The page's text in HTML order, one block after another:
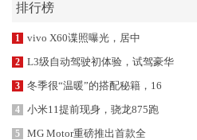
排行榜
1 vivo X60谍照曝光，居中
2 L3级自动驾驶初体验，试驾豪华
3 冬季很“温暖”的搭配秘籍，16
4 小米11提前现身，骁龙875跑
5 MG Motor重磅推出首款全